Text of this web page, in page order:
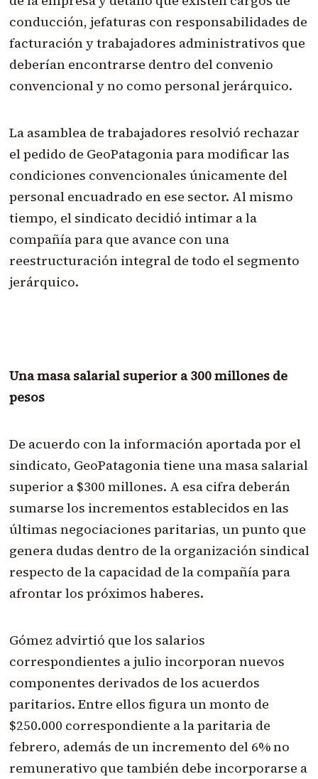
conducción, jefaturas con responsabilidades de
facturación y trabajadores administrativos que
deberían encontrarse dentro del convenio
convencional y no como personal jerárquico.
La asamblea de trabajadores resolvió rechazar
el pedido de GeoPatagonia para modificar las
condiciones convencionales únicamente del
personal encuadrado en ese sector. Al mismo
tiempo, el sindicato decidió intimar a la
compañía para que avance con una
reestructuración integral de todo el segmento
jerárquico.
Una masa salarial superior a 300 millones de
pesos
De acuerdo con la información aportada por el
sindicato, GeoPatagonia tiene una masa salarial
superior a $300 millones. A esa cifra deberán
sumarse los incrementos establecidos en las
últimas negociaciones paritarias, un punto que
genera dudas dentro de la organización sindical
respecto de la capacidad de la compañía para
afrontar los próximos haberes.
Gómez advirtió que los salarios
correspondientes a julio incorporan nuevos
componentes derivados de los acuerdos
paritarios. Entre ellos figura un monto de
$250.000 correspondiente a la paritaria de
febrero, además de un incremento del 6% no
remunerativo que también debe incorporarse a